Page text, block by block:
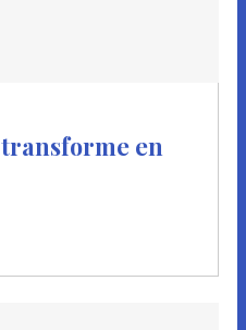
transforme en